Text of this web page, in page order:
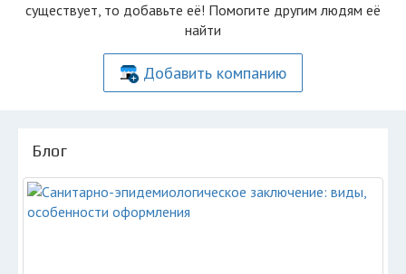
существует, то добавьте её! Помогите другим людям её
найти
Добавить компанию
Блог